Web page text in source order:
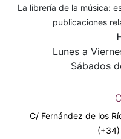
La librería de la música:
publicaciones
Lunes a
Sábados
C/ Fernández de los